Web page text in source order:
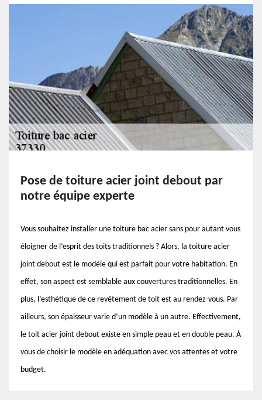
Pose de toiture acier joint debout par
notre équipe experte
Vous souhaitez installer une toiture bac acier sans pour autant vous
éloigner de l’esprit des toits traditionnels ? Alors, la toiture acier
joint debout est le modèle qui est parfait pour votre habitation. En
effet, son aspect est semblable aux couvertures traditionnelles. En
plus, l’esthétique de ce revêtement de toit est au rendez-vous. Par
ailleurs, son épaisseur varie d’un modèle à un autre. Effectivement,
le toit acier joint debout existe en simple peau et en double peau. À
vous de choisir le modèle en adéquation avec vos attentes et votre
budget.